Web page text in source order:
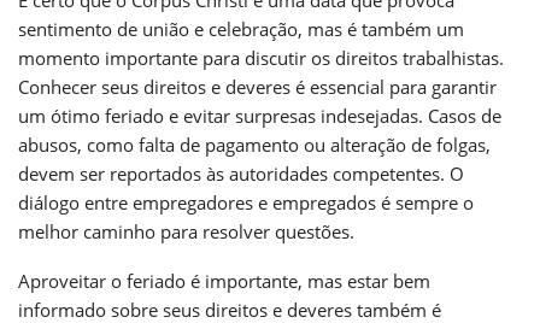
sentimento de união e celebração, mas é também um
momento importante para discutir os direitos trabalhistas.
Conhecer seus direitos e deveres é essencial para garantir
um ótimo feriado e evitar surpresas indesejadas. Casos de
abusos, como falta de pagamento ou alteração de folgas,
devem ser reportados às autoridades competentes. O
diálogo entre empregadores e empregados é sempre o
melhor caminho para resolver questões.
Aproveitar o feriado é importante, mas estar bem
informado sobre seus direitos e deveres também é